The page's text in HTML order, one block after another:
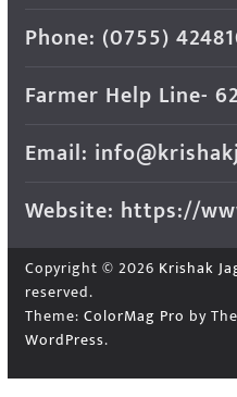
Phone: (0755)
Farmer Help Line-
Email:
Website: https://
Copyright © 2026 Krishak
reserved.
Theme: ColorMag Pro by
WordPress.